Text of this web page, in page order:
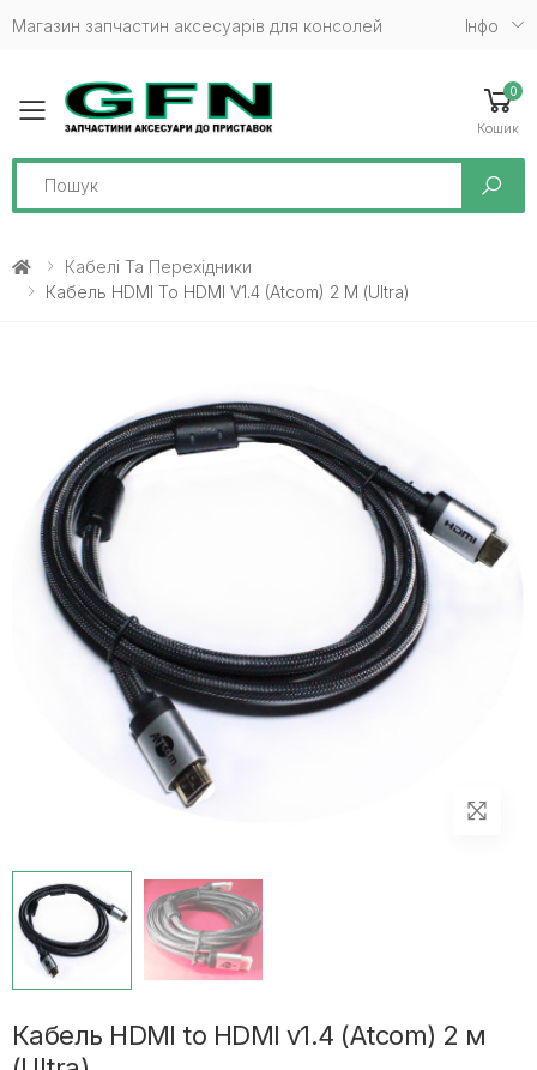
Магазин запчастин аксесуарів для консолей Iнфо
Toggle mobile menu
0
Кошик
Search
Кабелі Та Перехідники
Кабель HDMI To HDMI V1.4 (Atcom) 2 М (Ultra)
Кабель HDMI to HDMI v1.4 (Atcom) 2 м